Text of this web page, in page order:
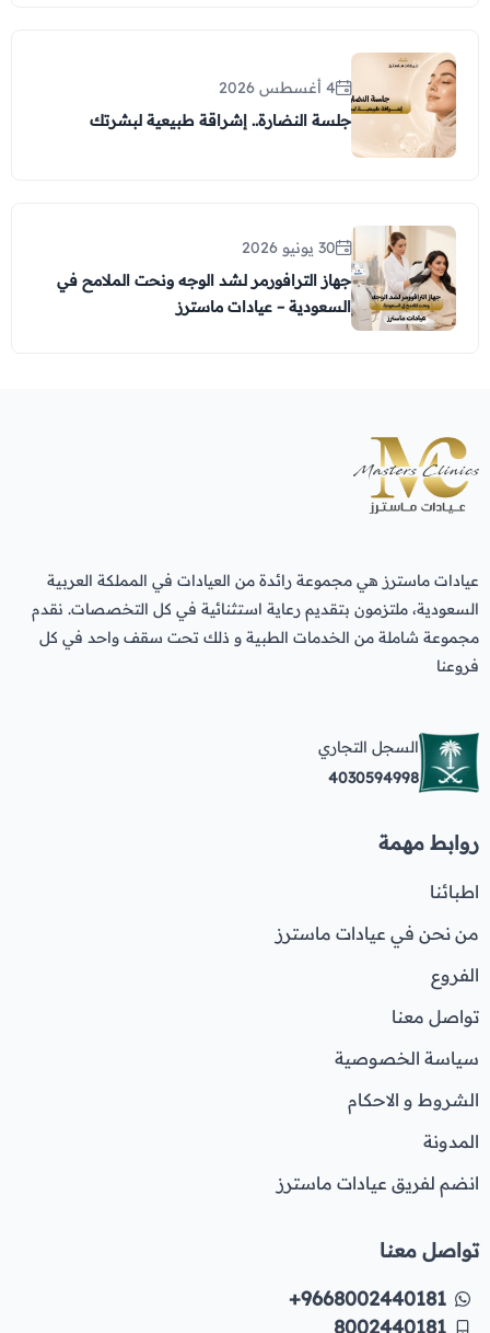
4 أغسطس 2026
جلسة النضارة.. إشراقة طبيعية لبشرتك
30 يونيو 2026
جهاز الترافورمر لشد الوجه ونحت الملامح في
السعودية – عيادات ماسترز
عيادات ماسترز هي مجموعة رائدة من العيادات في المملكة العربية
السعودية، ملتزمون بتقديم رعاية استثنائية في كل التخصصات. نقدم
مجموعة شاملة من الخدمات الطبية و ذلك تحت سقف واحد في كل
فروعنا
السجل التجاري
4030594998
روابط مهمة
اطبائنا
من نحن في عيادات ماسترز
الفروع
تواصل معنا
سياسة الخصوصية
الشروط و الاحكام
المدونة
انضم لفريق عيادات ماسترز
تواصل معنا
+9668002440181
8002440181